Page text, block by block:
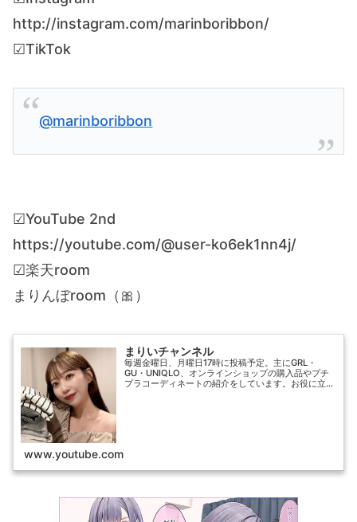
http://instagram.com/marinboribbon/
☑︎TikTok
@marinboribbon
☑︎YouTube 2nd
https://youtube.com/@user-ko6ek1nn4j/
☑︎楽天room
まりんぼroom（🎀）
まりいチャンネル
毎週金曜日、月曜日17時に投稿予定。主にGRL・
GU・UNIQLO、オンラインショップの購入品やプチ
プラコーディネートの紹介をしています。お役に立て
www.youtube.com